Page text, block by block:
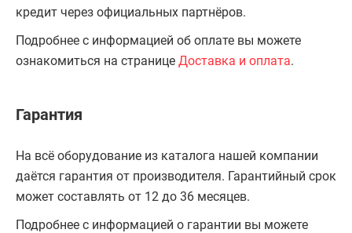
кредит через официальных партнёров.
Подробнее с информацией об оплате вы можете
ознакомиться на странице Доставка и оплата.
Гарантия
На всё оборудование из каталога нашей компании
даётся гарантия от производителя. Гарантийный срок
может составлять от 12 до 36 месяцев.
Подробнее с информацией о гарантии вы можете